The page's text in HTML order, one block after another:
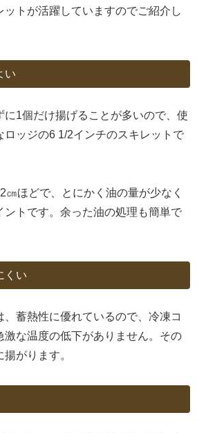
ットが活躍していますのでご紹介し
い
に1個だけ揚げることが多いので、使
ロッジの6 1/2インチのスキレットで
㎝ほどで、とにかく油の量が少なく
ントです。余った油の処理も簡単で
くい
蓄熱性に優れているので、冷凍コ
激な温度の低下がありません。その
がります。